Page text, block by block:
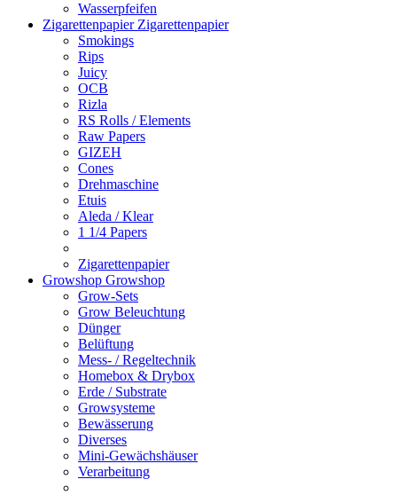
Wasserpfeifen
Zigarettenpapier Zigarettenpapier
Smokings
Rips
Juicy
OCB
Rizla
RS Rolls / Elements
Raw Papers
GIZEH
Cones
Drehmaschine
Etuis
Aleda / Klear
1 1/4 Papers
Zigarettenpapier
Growshop Growshop
Grow-Sets
Grow Beleuchtung
Dünger
Belüftung
Mess- / Regeltechnik
Homebox & Drybox
Erde / Substrate
Growsysteme
Bewässerung
Diverses
Mini-Gewächshäuser
Verarbeitung